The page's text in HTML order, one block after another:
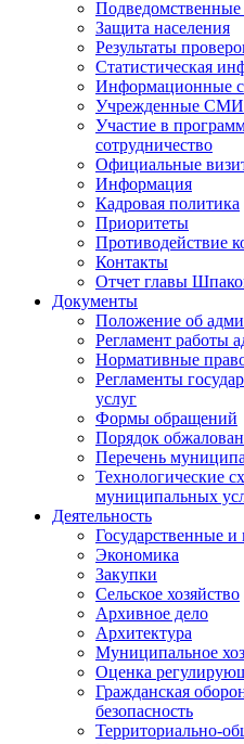
Подведомственные
Защита населения
Результаты
Статистическая
Информационные
Учрежденные СМИ
Участие в
сотрудничество
Официальные
Информация
Кадровая политика
Приоритеты
Противодействие
Контакты
Отчет главы
Документы
Положение об
Регламент работы
Нормативные
Регламенты
услуг
Формы обращений
Порядок
Перечень
Технологические
муниципальных
Деятельность
Государственные
Экономика
Закупки
Сельское хозяйство
Архивное дело
Архитектура
Муниципальное
Оценка
Гражданская
безопасность
Территориально-